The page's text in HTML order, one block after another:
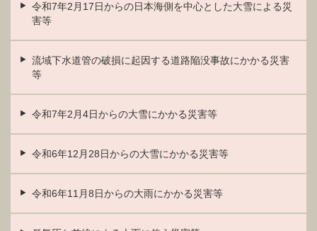
令和7年2月17日からの日本海側を中心とした大雪による災
害等
流域下水道管の破損に起因する道路陥没事故にかかる災害
等
令和7年2月4日からの大雪にかかる災害等
令和6年12月28日からの大雪にかかる災害等
令和6年11月8日からの大雨にかかる災害等